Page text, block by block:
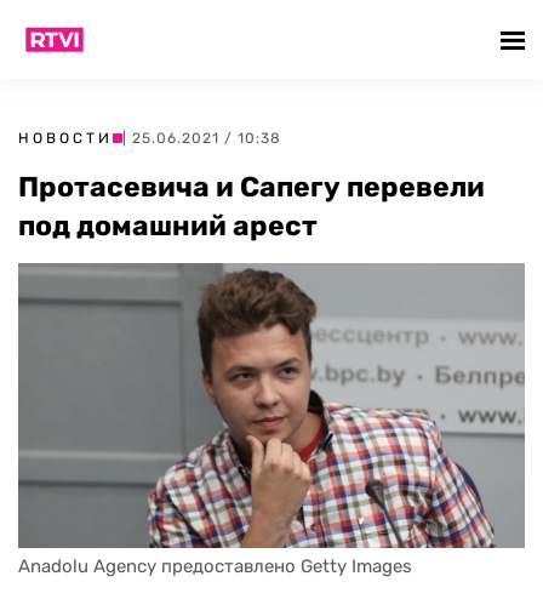
НОВОСТИ | 25.06.2021 / 10:38
Протасевича и Сапегу перевели
под домашний арест
Anadolu Agency предоставлено Getty Images